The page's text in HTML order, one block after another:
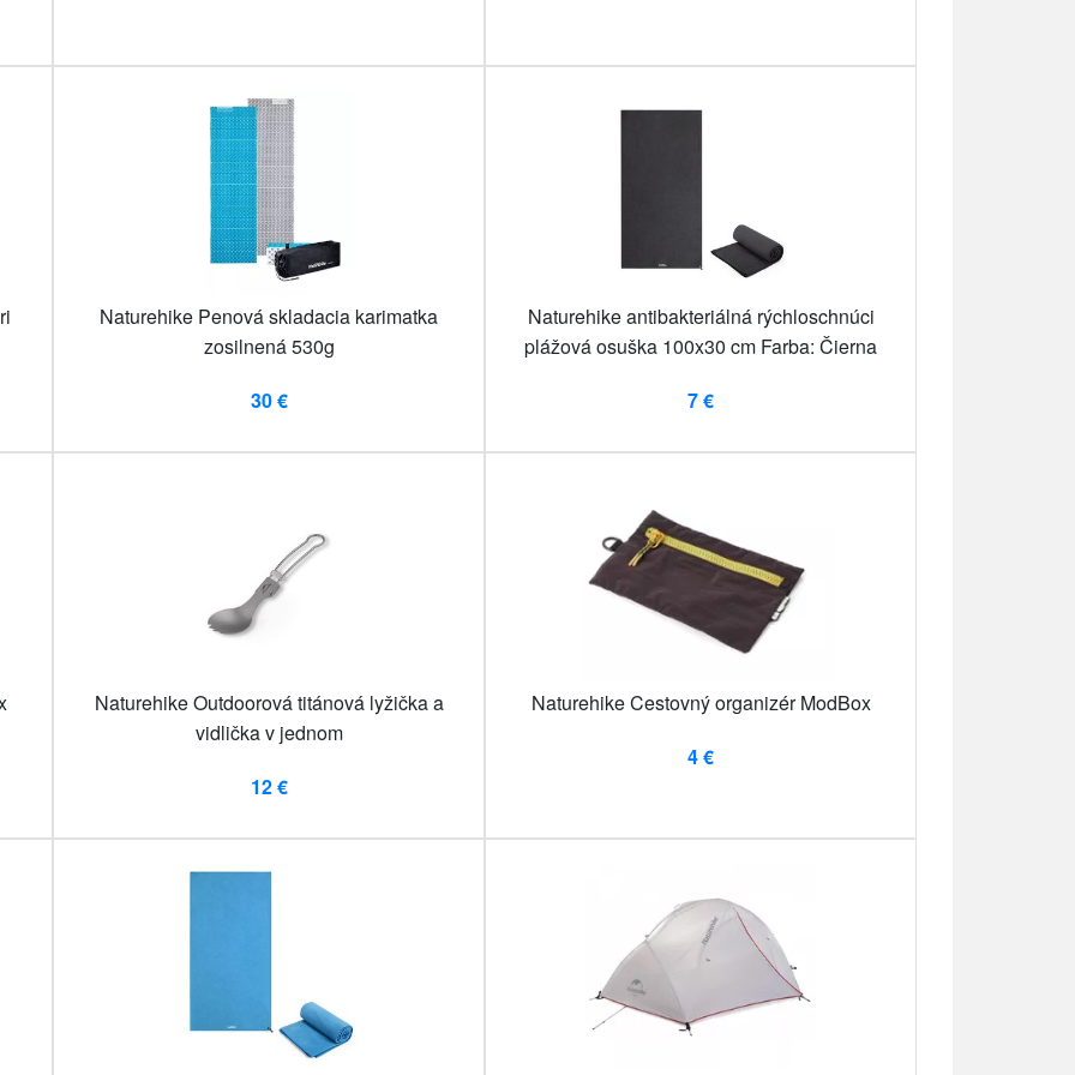
Naturehike Penová skladacia karimatka
zosilnená 530g
30 €
Naturehike antibakteriálná rýchloschnúci
plážová osuška 100x30 cm Farba: Čierna
7 €
Naturehike Outdoorová titánová lyžička a
vidlička v jednom
12 €
Naturehike Cestovný organizér ModBox
4 €